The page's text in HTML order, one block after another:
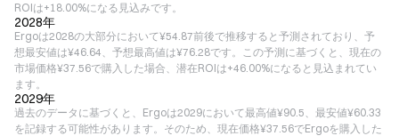
ROIは+18.00%になる見込みです。
2028年
Ergoは2028の大部分において¥54.87前後で推移すると予測されており、予
想最安値は¥46.64、予想最高値は¥76.28です。この予測に基づくと、現在の
市場価格¥37.56で購入した場合、潜在ROIは+46.00%になると見込まれてい
ます。
2029年
過去のデータに基づくと、Ergoは2029において最高値¥90.5、最安値¥60.33
を記録する可能性があります。そのため、現在価格¥37.56でErgoを購入した